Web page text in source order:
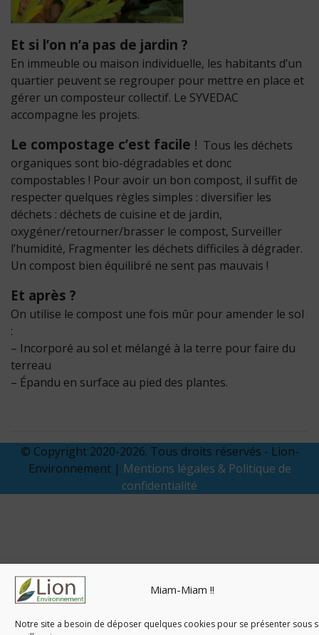
Miam-Miam !!
Notre site a besoin de déposer quelques cookies pour se présenter sous
Et si l’on n’a pas de jardin ?
En immeuble ou maison individuelle, les habitants d’un
quartier peuvent se regrouper pour mettre en place et
gérer un composteur collectif. Le SYVEDAC
accompagne les projets.
Le compostage c’est facile ! Tous les déchets
organiques sont bio-dégradables et donc
compostables ! Pour avoir un bon compost, il suffit de
respecter quelques règles simples : diversifier les
déchets : déchets de cuisine et de jardin,
oxygéner/retourner/brasser le compost, Surveiller
l’humidité, Fragmenter les déchets difficiles à dégrader.
Un compost bien équilibré ne sent pas mauvais !
Et après ?
On utilise le compost une fois mûr pour amender le sol
:
– Incorporé au sol et mélangé à la terre pour faire du
terreau
– Épandu en surface au pied des plantes.
© Copyright 2020-2026. Tous droits réservés - Lion-
Environnement | Mentions légales & Politique de
confidentialité